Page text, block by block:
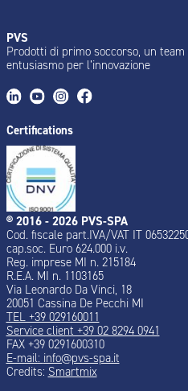
PVS
Prodotti di primo soccorso, un
entusiasmo per l’innovazione
Certifications
® 2016 - 2026 PVS-SPA
Cod. fiscale part.IVA/VAT IT
cap.soc. Euro 624.000 i.v.
Reg. imprese MI n. 215184
R.E.A. MI n. 1103165
Via Leonardo Da Vinci, 18
20051 Cassina De Pecchi MI
TEL +39 029160011
Service client +39 02 8294 0941
FAX +39 0291600310
E-mail: info@pvs-spa.it
Credits: Smartmix